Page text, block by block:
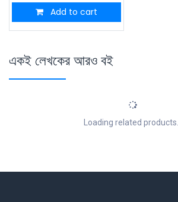
Add to cart
একই লেখকের আরও বই
Loading related products...